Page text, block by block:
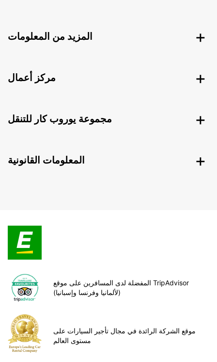
المزيد من المعلومات
مركز أعمال
مجموعة يوروب كار للتنقل
المعلومات القانونية
المفضلة لدى المسافرين على موقع TripAdvisor
(لألمانيا وفرنسا وإسبانيا)
موقع الشركة الرائدة في مجال تأجير السيارات على
مستوى العالم